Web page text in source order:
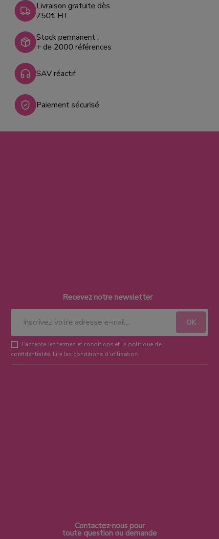
Livraison gratuite dès
750€ HT
Stock permanent :
+ de 2000 références
SAV réactif
Paiement sécurisé
Recevez notre newsletter
J'accepte les termes et conditions et la politique de
confidentialité. Lire les conditions d'utilisation.
Contactez-nous pour
toute question ou demande